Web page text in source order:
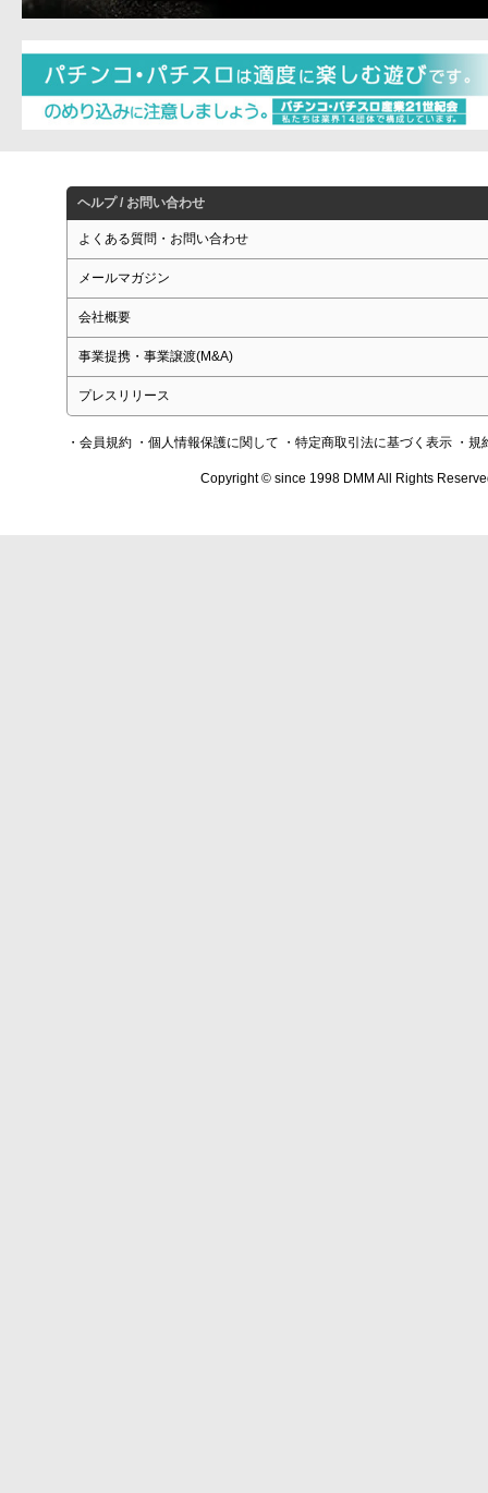
ヘルプ / お問い合わせ
よくある質問・お問い合わせ
メールマガジン
会社概要
事業提携・事業譲渡(M&A)
プレスリリース
・会員規約 ・個人情報保護に関して ・特定商取引法に基づく表示 ・規
Copyright © since 1998 DMM All Rights